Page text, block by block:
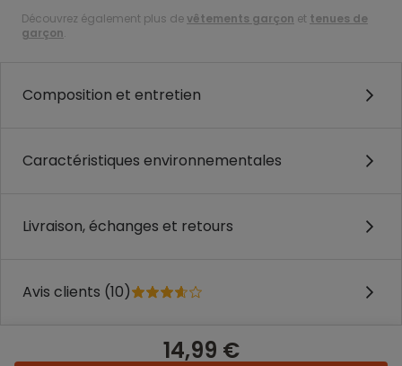
Découvrez également plus devêtements garçon et tenues de
garçon.
Composition et entretien
Caractéristiques environnementales
Livraison, échanges et retours
Avis clients (10)
14,99 €